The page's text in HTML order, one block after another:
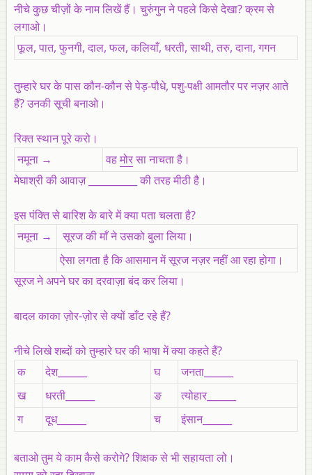
नीचे कुछ चीज़ों के नाम लिखें हैं। चुरुंगुन ने पहले किसे देखा? क्रम से
लगाओ।
फूल, पात, फुनगी, दाल, फल, कलियाँ, धरती, साथी, तरु, दाना, गगन
तुम्हारे घर के पास कौन-कौन से पेड़-पौधे, पशु-पक्षी आमतौर पर नज़र आते
हैं? उनकी सूची बनाओ।
रिक्त स्थान पूरे करो।
नमूना →
वहमोरसा नाचता है।
मेघाश्री की आवाज़ __________ की तरह मीठी है।
इस पंक्ति से बारिश के बारे में क्या पता चलता है?
नमूना →
सूरज की माँ ने उसको बुला लिया।
ऐसा लगता है कि आसमान में सूरज नज़र नहीं आ रहा होगा।
सूरज ने अपने घर का दरवाज़ा बंद कर लिया।
बादल काका ज़ोर-ज़ोर से क्यों डाँट रहे हैं?
नीचे लिखे शब्दों को तुम्हारे घर की भाषा में क्या कहते हैं?
क
देश______ घ
जनता______
ख
धरती______ ङ
त्योहार______
ग
दूध______ च इंसान______
बताओ तुम ये काम कैसे करोगे? शिक्षक से भी सहायता लो।